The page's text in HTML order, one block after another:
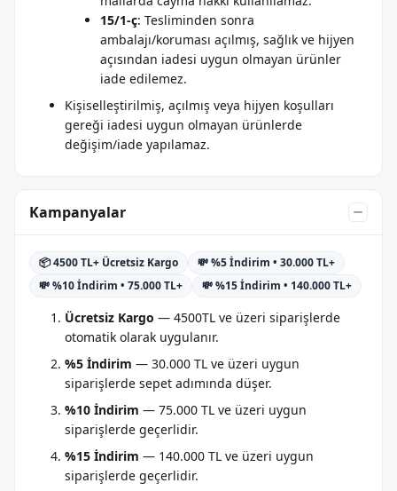
15/1-ç: Tesliminden sonra
ambalajı/koruması açılmış, sağlık ve hijyen
açısından iadesi uygun olmayan ürünler
iade edilemez.
Kişiselleştirilmiş, açılmış veya hijyen koşulları
gereği iadesi uygun olmayan ürünlerde
değişim/iade yapılamaz.
Kampanyalar
📦 4500 TL+ Ücretsiz Kargo
💸 %5 İndirim • 30.000 TL+
💸 %10 İndirim • 75.000 TL+
💸 %15 İndirim • 140.000 TL+
Ücretsiz Kargo — 4500TL ve üzeri siparişlerde
otomatik olarak uygulanır.
%5 İndirim — 30.000 TL ve üzeri uygun
siparişlerde sepet adımında düşer.
%10 İndirim — 75.000 TL ve üzeri uygun
siparişlerde geçerlidir.
%15 İndirim — 140.000 TL ve üzeri uygun
siparişlerde geçerlidir.